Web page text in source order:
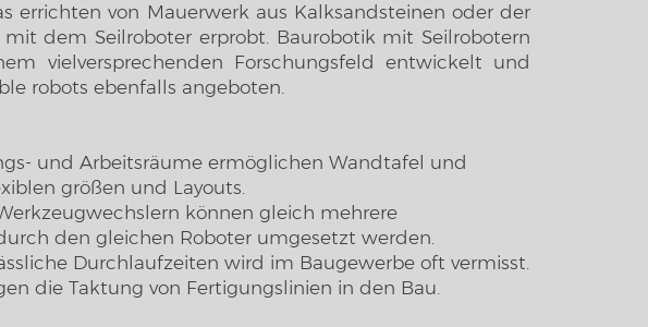
errichten von Mauerwerk aus Kalksandsteinen oder der
dem Seilroboter erprobt. Baurobotik mit Seilrobotern
vielversprechenden Forschungsfeld entwickelt und
robots ebenfalls angeboten.
und Arbeitsräume ermöglichen Wandtafel und
größen und Layouts.
können gleich mehrere
den gleichen Roboter umgesetzt werden.
Durchlaufzeiten wird im Baugewerbe oft vermisst.
die Taktung von Fertigungslinien in den Bau.